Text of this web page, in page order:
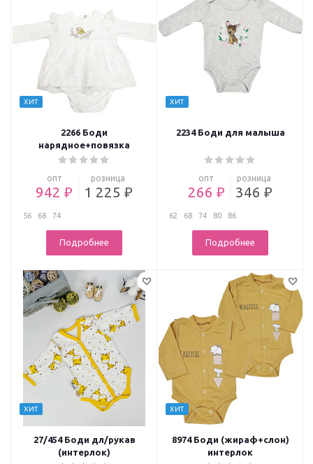
ХИТ
2266 Боди
нарядное+повязка
опт
942 ₽
розница
1 225 ₽
56 68 74
Подробнее
ХИТ
2234 Боди для малыша
опт
266 ₽
розница
346 ₽
62 68 74 80 86
Подробнее
ХИТ
27/454 Боди дл/рукав
(интерлок)
ХИТ
8974 Боди (жираф+слон)
интерлок